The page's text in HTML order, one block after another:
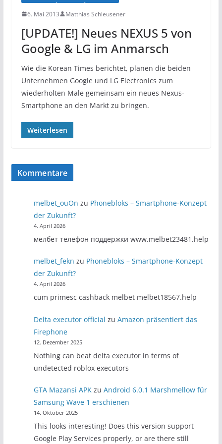
6. Mai 2013 Matthias Schleusener
[UPDATE!] Neues NEXUS 5 von
Google & LG im Anmarsch
Wie die Korean Times berichtet, planen die beiden
Unternehmen Google und LG Electronics zum
wiederholten Male gemeinsam ein neues Nexus-
Smartphone an den Markt zu bringen.
Weiterlesen
Kommentare
melbet_ouOn zu Phonebloks – Smartphone-Konzept
der Zukunft?
4. April 2026
мелбет телефон поддержки www.melbet23481.help
melbet_fekn zu Phonebloks – Smartphone-Konzept
der Zukunft?
4. April 2026
cum primesc cashback melbet melbet18567.help
Delta executor official zuAmazon präsentiert das
Firephone
12. Dezember 2025
Nothing can beat delta executor in terms of
undetected roblox executors
GTA Mazansi APK zuAndroid 6.0.1 Marshmellow für
Samsung Wave 1 erschienen
14. Oktober 2025
This looks interesting! Does this version support
Google Play Services properly, or are there still